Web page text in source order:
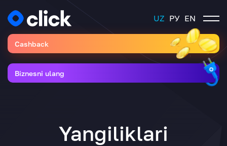
UZ РУ EN
Cashback
Biznesni ulang
Yangiliklari